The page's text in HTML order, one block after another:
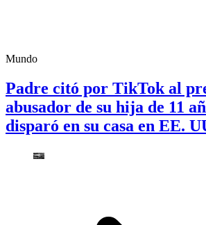
Mundo
Padre citó por TikTok al
abusador de su hija de 11
disparó en su casa en EE.